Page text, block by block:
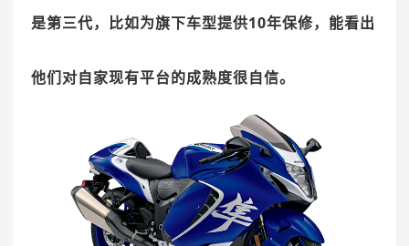
是第三代，比如为旗下车型提供10年保修，能看出
他们对自家现有平台的成熟度很自信。